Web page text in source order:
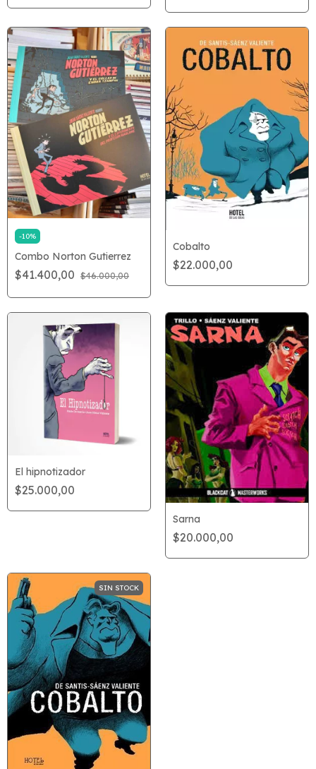
-10%
Combo Norton Gutierrez
$41.400,00 $46.000,00
Cobalto
$22.000,00
El hipnotizador
$25.000,00
Sarna
$20.000,00
SIN STOCK